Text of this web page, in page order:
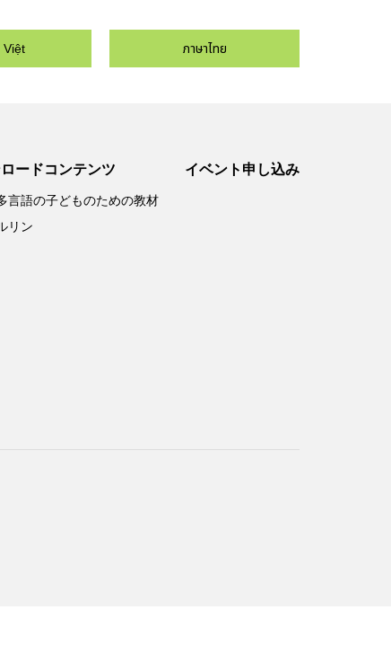
Việt ภาษาไทย
ードコンテンツ
言語の子どものための教材
リン
イベント申し込み